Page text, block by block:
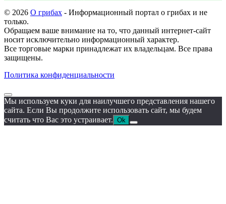
© 2026 О грибах - Информационный портал о грибах и не
только.
Обращаем ваше внимание на то, что данный интернет-сайт
носит исключительно информационный характер.
Все торговые марки принадлежат их владельцам. Все права
защищены.
Политика конфиденциальности
Мы используем куки для наилучшего представления нашего
сайта. Если Вы продолжите использовать сайт, мы будем
считать что Вас это устраивает. Ok